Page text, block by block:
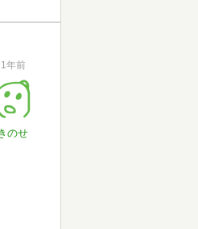
1年前
のせ